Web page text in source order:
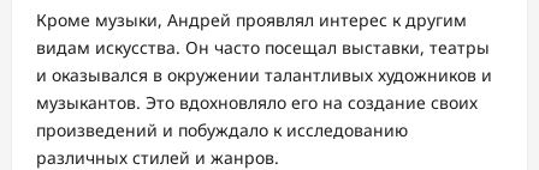
Кроме музыки, Андрей проявлял интерес к другим
видам искусства. Он часто посещал выставки, театры
и оказывался в окружении талантливых художников и
музыкантов. Это вдохновляло его на создание своих
произведений и побуждало к исследованию
различных стилей и жанров.